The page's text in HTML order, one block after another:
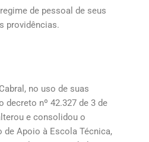
de pessoal de seus
providências.
no uso de suas
decreto nº 42.327 de 3 de
e consolidou o
de Apoio à Escola Técnica,